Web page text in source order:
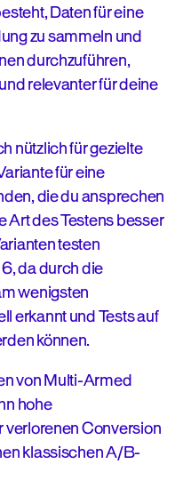
Daten für eine
zu sammeln und
durchzuführen,
relevanter für deine
nützlich für gezielte
für eine
die du ansprechen
Art des Testens besser
testen
da durch die
wenigsten
erkannt und Tests auf
können.
von Multi-Armed
hohe
Conversion
klassischen A/B-